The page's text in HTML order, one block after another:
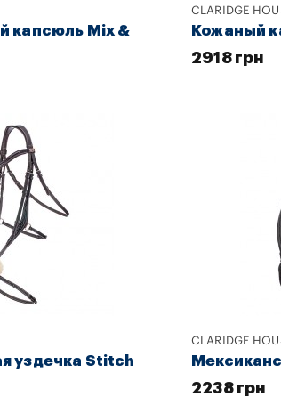
капсюль Mix &
CLARIDGE
Кожаный
2918 грн
уздечка Stitch
CLARIDGE
2238 грн